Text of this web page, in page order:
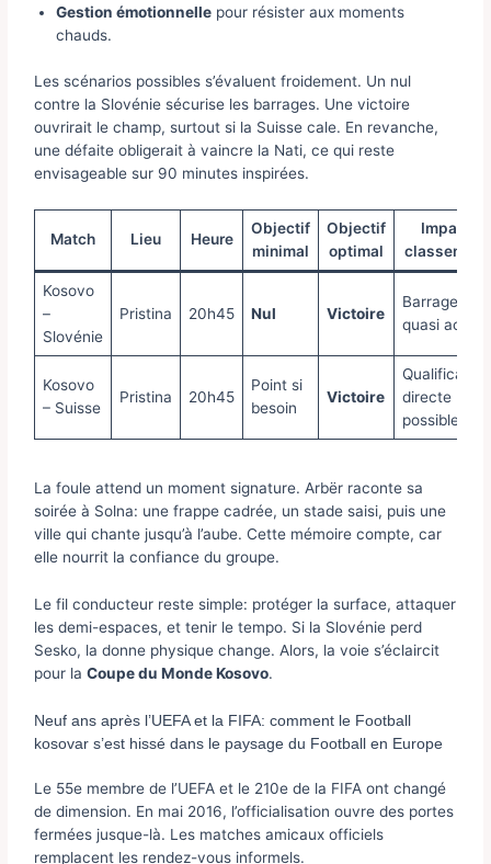
Gestion émotionnelle pour résister aux moments
chauds.
Les scénarios possibles s’évaluent froidement. Un nul
contre la Slovénie sécurise les barrages. Une victoire
ouvrirait le champ, surtout si la Suisse cale. En revanche,
une défaite obligerait à vaincre la Nati, ce qui reste
envisageable sur 90 minutes inspirées.
Match Lieu Heure
Objectif
minimal
Objectif
optimal
Impact
classement
Kosovo
–
Slovénie
Pristina 20h45 Nul Victoire
Barrages
quasi acquis
Kosovo
– Suisse
Pristina 20h45
Point si
besoin
Victoire
Qualification
directe
possible
La foule attend un moment signature. Arbër raconte sa
soirée à Solna: une frappe cadrée, un stade saisi, puis une
ville qui chante jusqu’à l’aube. Cette mémoire compte, car
elle nourrit la confiance du groupe.
Le fil conducteur reste simple: protéger la surface, attaquer
les demi-espaces, et tenir le tempo. Si la Slovénie perd
Sesko, la donne physique change. Alors, la voie s’éclaircit
pour laCoupe du Monde Kosovo.
Neuf ans après l’UEFA et la FIFA: comment le Football
kosovar s’est hissé dans le paysage du Football en Europe
Le 55e membre de l’UEFA et le 210e de la FIFA ont changé
de dimension. En mai 2016, l’officialisation ouvre des portes
fermées jusque-là. Les matches amicaux officiels
remplacent les rendez-vous informels.